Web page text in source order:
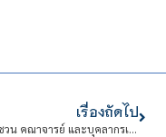
เรื่องถัดไป
ขอเชิญชวน คณาจารย์ และบุคลากรเข้าร่วมกิจกรรมแลกเปลี่ยนเรียนรู้ (KM) ในหัวข้อ “จีน กับเทคโนโลยีเขย่าโลก”